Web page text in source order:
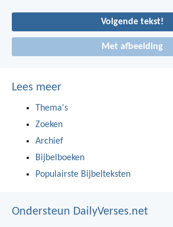
Volgende tekst!
Met afbeelding
Lees meer
Thema's
Zoeken
Archief
Bijbelboeken
Populairste Bijbelteksten
Ondersteun DailyVerses.net